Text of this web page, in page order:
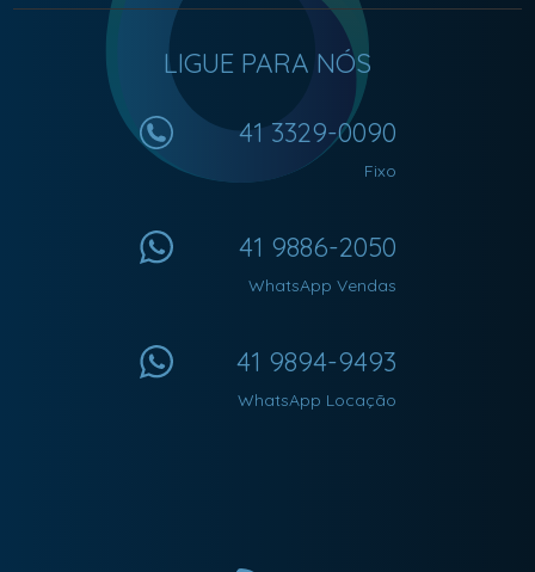
LIGUE PARA NÓS
41 3329-0090
Fixo
41 9886-2050
WhatsApp Vendas
41 9894-9493
WhatsApp Locação